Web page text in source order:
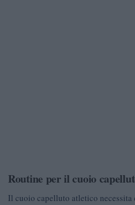
Routine per il cuoio
Il cuoio capelluto atletico necessita